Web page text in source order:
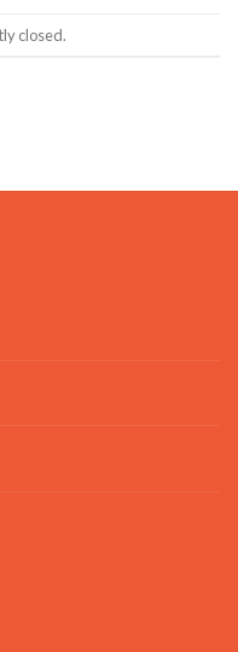
closed.